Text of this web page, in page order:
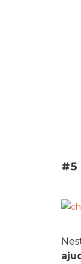
#5